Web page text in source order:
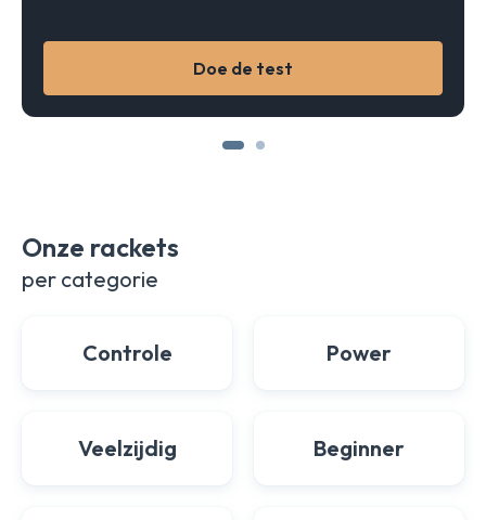
Doe de test
Onze rackets
per categorie
Controle Power
Veelzijdig Beginner